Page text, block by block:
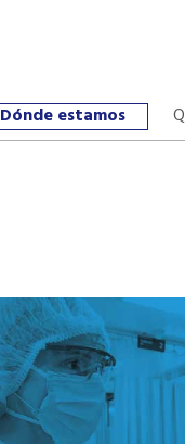
Dónde estamos